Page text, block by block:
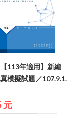
113年適用】新編
模擬試題／107.9.1.
元